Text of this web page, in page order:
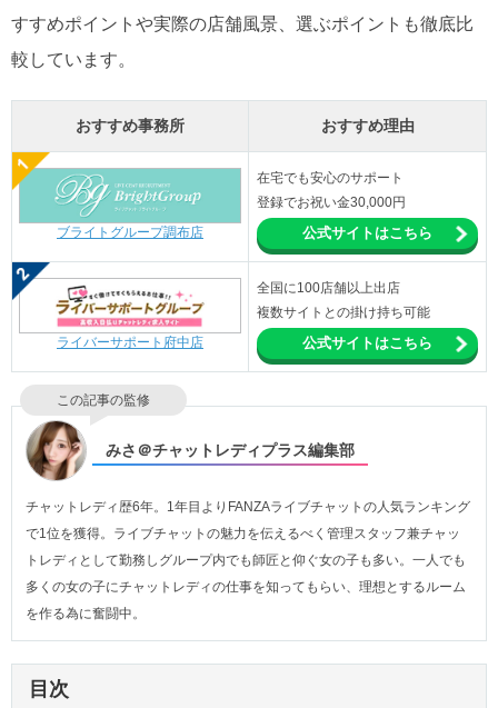
すすめポイントや実際の店舗風景、選ぶポイントも徹底比
較しています。
おすすめ事務所 おすすめ理由
ブライトグループ調布店
在宅でも安心のサポート
登録でお祝い金30,000円
公式サイトはこちら
ライバーサポート府中店
全国に100店舗以上出店
複数サイトとの掛け持ち可能
公式サイトはこちら
この記事の監修
みさ＠チャットレディプラス編集部
チャットレディ歴6年。1年目よりFANZAライブチャットの人気ランキング
で1位を獲得。ライブチャットの魅力を伝えるべく管理スタッフ兼チャッ
トレディとして勤務しグループ内でも師匠と仰ぐ女の子も多い。一人でも
多くの女の子にチャットレディの仕事を知ってもらい、理想とするルーム
を作る為に奮闘中。
目次